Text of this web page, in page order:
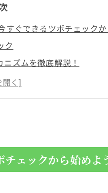
すぐできるツボチェック
ク
ズムを徹底解説！
る
る天柱と百会のツボ活用
ェックから始めよ